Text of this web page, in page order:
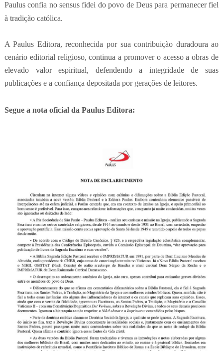
Paulus confia no sensus fidei do povo de Deus para permanecer fiel
à tradição católica.
A Paulus Editora, reconhecida por sua contribuição duradoura ao
cenário editorial religioso, continua a promover o acesso a obras de
elevado valor espiritual, defendendo a integridade de suas
publicações e a confiança depositada por gerações de leitores.
Segue a nota oficial da Paulus Editora: